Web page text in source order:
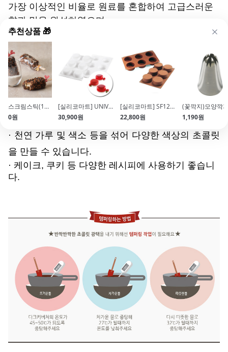
추천상품 🎁
아이스크림스틱(11.4cm\/막대)
원
[실리코마트] UNIVERSO 90 6구 (ø67xH27)
30,900원
[실리코마트] SF127 CYLINDERS 원통 6구(ø70xH35)
22,800원
1,190원
가장 이상적인 비율로 원료를 혼합하여 고급스러운
향과 맛을 완성하였으며
중탕 후 템퍼링 작업 시 뛰어난 광택감으로 더욱 완
성도 높은 결과물을 만들어 낼 수 있습니다.
편리한 버튼형 타입으로 초콜릿 중탕 및 다양한 디저
트 만들 때 뛰어난 작업성을 자랑합니다.
구매포인트
· 천연 가루 및 색소 등을 섞어 다양한 색상의 초콜릿
을 만들 수 있습니다.
· 케이크, 쿠키 등 다양한 레시피에 사용하기 좋습니
다.